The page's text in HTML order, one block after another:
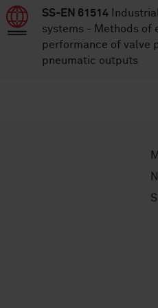
SS-EN 61514
systems - Methods of
performance of valve
pneumatic outputs